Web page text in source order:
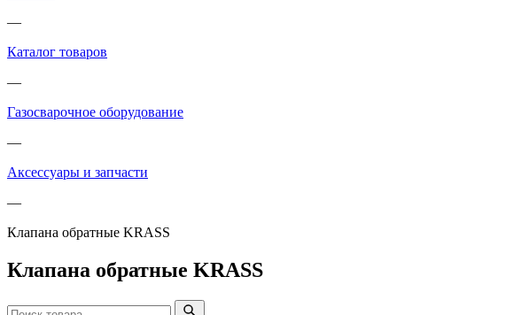
—
Каталог товаров
—
Газосварочное оборудование
—
Аксессуары и запчасти
—
Клапана обратные KRASS
Клапана обратные KRASS